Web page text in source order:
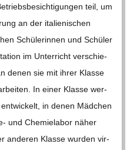
teil, um
an der ita­lie­ni­schen
Schü­le­rin­nen und Schü­ler
im Unter­richt ver­schie­
denen sie mit ihrer Klasse
In einer Klasse wer­
in denen Mäd­chen
und Che­mie­la­bor näher
ande­ren Klasse wur­den vir­